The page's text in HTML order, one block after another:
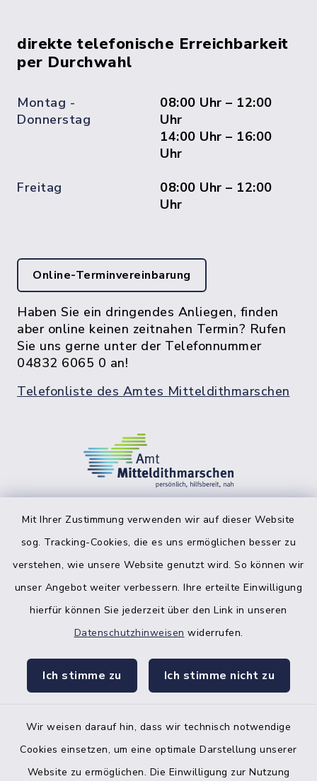
Mit Ihrer Zustimmung verwenden wir auf dieser Website
sog. Tracking-Cookies, die es uns ermöglichen besser zu
verstehen, wie unsere Website genutzt wird. So können wir
unser Angebot weiter verbessern. Ihre erteilte Einwilligung
hierfür können Sie jederzeit über den Link in unseren
Datenschutzhinweisen widerrufen.
Ich stimme zu Ich stimme nicht zu
Wir weisen darauf hin, dass wir technisch notwendige
Cookies einsetzen, um eine optimale Darstellung unserer
Website zu ermöglichen. Die Einwilligung zur Nutzung
direkte telefonische Erreichbarkeit
per Durchwahl
Montag -
Donnerstag
08:00 Uhr – 12:00
Uhr
14:00 Uhr – 16:00
Uhr
Freitag
08:00 Uhr – 12:00
Uhr
Online-Terminvereinbarung
Haben Sie ein dringendes Anliegen, finden
aber online keinen zeitnahen Termin? Rufen
Sie uns gerne unter der Telefonnummer
04832 6065 0 an!
Telefonliste des Amtes Mitteldithmarschen
facebook
Bankverbindung der Amtskasse
Kontakt
Datenschutz